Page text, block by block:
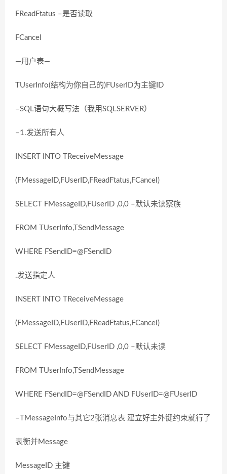
FReadFtatus –是否读取
FCancel
—用户表—
TUserInfo(结构为你自己的)FUserID为主键ID
–SQL语句大概写法（我用SQLSERVER）
–1.发送所有人
INSERT INTO TReceiveMessage
(FMessageID,FUserID,FReadFtatus,FCancel)
SELECT FMessageID,FUserID ,0,0 –默认未读察族
FROM TUserInfo,TSendMessage
WHERE FSendID=@FSendID
.发送指定人
INSERT INTO TReceiveMessage
(FMessageID,FUserID,FReadFtatus,FCancel)
SELECT FMessageID,FUserID ,0,0 –默认未读
FROM TUserInfo,TSendMessage
WHERE FSendID=@FSendID AND FUserID=@FUserID
–TMessageInfo与其它2张消息表 建立好主外键约束就行了
表衡并Message
MessageID 主键